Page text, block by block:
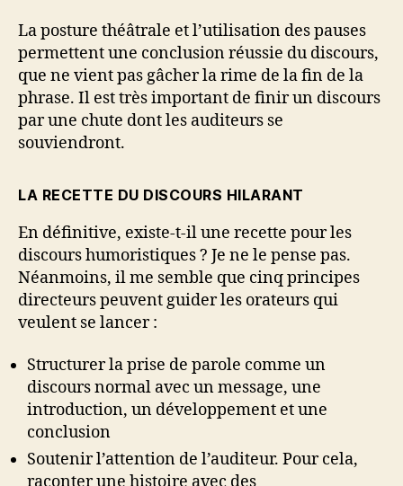
La posture théâtrale et l’utilisation des pauses
permettent une conclusion réussie du discours,
que ne vient pas gâcher la rime de la fin de la
phrase. Il est très important de finir un discours
par une chute dont les auditeurs se
souviendront.
LA RECETTE DU DISCOURS HILARANT
En définitive, existe-t-il une recette pour les
discours humoristiques ? Je ne le pense pas.
Néanmoins, il me semble que cinq principes
directeurs peuvent guider les orateurs qui
veulent se lancer :
Structurer la prise de parole comme un
discours normal avec un message, une
introduction, un développement et une
conclusion
Soutenir l’attention de l’auditeur. Pour cela,